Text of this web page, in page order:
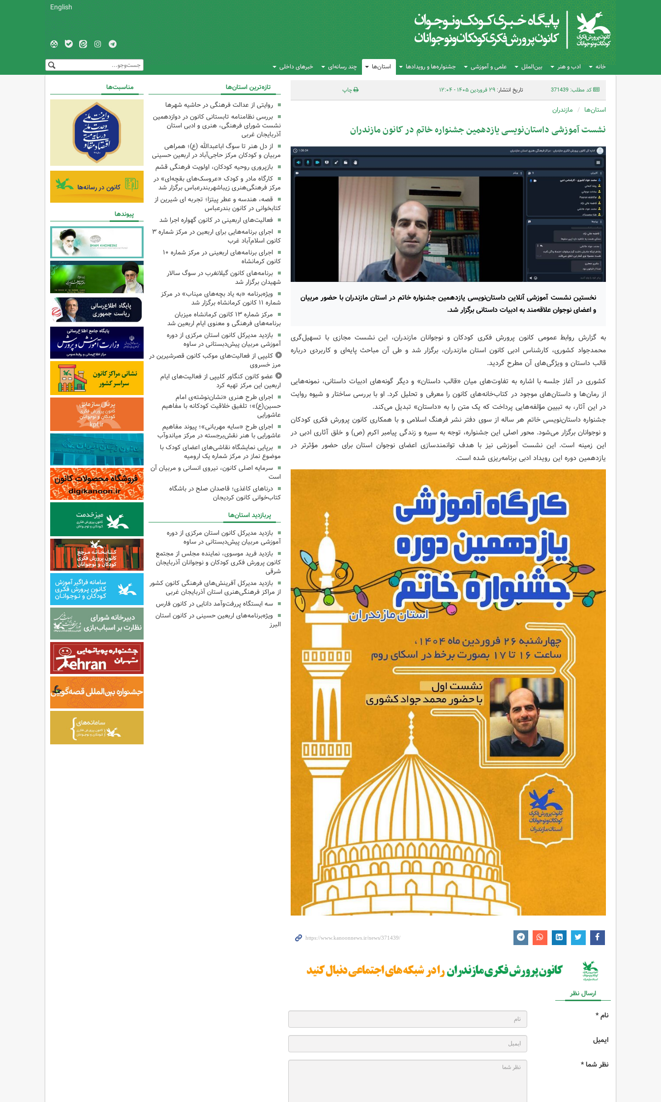
English
خانه ادب و هنر بین‌الملل علمی و آموزشی جشنواره‌ها و رویدادها استان‌ها چند رسانه‌ای خبرهای داخلی
کد مطلب: 371439 تاریخ انتشار:۲۹ فروردین ۱۴۰۵ - ۱۲:۰۴ چاپ
استان‌ها مازندران
نشست آموزشی داستان‌نویسی یازدهمین جشنواره خاتم در کانون مازندران
نخستین نشست آموزشی آنلاین داستان‌نویسی یازدهمین جشنواره خاتم در استان مازندران با حضور مربیان
و اعضای نوجوان علاقه‌مند به ادبیات داستانی برگزار شد.
به گزارش روابط عمومی کانون پرورش فکری کودکان و نوجوانان مازندران، این نشست مجازی با تسهیل‌گری
محمدجواد کشوری، کارشناس ادبی کانون استان مازندران، برگزار شد و طی آن مباحث پایه‌ای و کاربردی درباره
قالب داستان و ویژگی‌های آن مطرح گردید.
کشوری در آغاز جلسه با اشاره به تفاوت‌های میان «قالب داستان» و دیگر گونه‌های ادبیات داستانی، نمونه‌هایی
از رمان‌ها و داستان‌های موجود در کتاب‌خانه‌های کانون را معرفی و تحلیل کرد. او با بررسی ساختار و شیوه روایت
در این آثار، به تبیین مؤلفه‌هایی پرداخت که یک متن را به «داستان» تبدیل می‌کند.
جشنواره داستان‌نویسی خاتم هر ساله از سوی دفتر نشر فرهنگ اسلامی و با همکاری کانون پرورش فکری کودکان
و نوجوانان برگزار می‌شود. محور اصلی این جشنواره، توجه به سیره و زندگی پیامبر اکرم (ص) و خلق آثاری ادبی در
این زمینه است. این نشست آموزشی نیز با هدف توانمندسازی اعضای نوجوان استان برای حضور مؤثرتر در
یازدهمین دوره این رویداد ادبی برنامه‌ریزی شده است.
ارسال نظر
نام *
ایمیل
نظر شما *
تازه‌ترین استان‌ها
روایتی از عدالت فرهنگی در حاشیه شهرها
بررسی نظامنامه تابستانی کانون در دوازدهمین
نشست شورای فرهنگی، هنری و ادبی استان
آذربایجان غربی
از دل هنر تا سوگ اباعبدالله (ع)؛ همراهی
مربیان و کودکان مرکز حاجی‌آباد در اربعین حسینی
بازپروری روحیه کودکان، اولویت فرهنگی قشم
کارگاه مادر و کودک «عروسک‌های بقچه‌ای» در
مرکز فرهنگی‌هنری زیباشهربندرعباس برگزار شد
قصه، هندسه و عطر پیتزا؛ تجربه ای شیرین از
کتابخوانی در کانون بندرعباس
فعالیت‌های اربعینی در کانون گهواره اجرا شد
اجرای برنامه‌هایی برای اربعین در مرکز شماره ۳
کانون اسلام‌آباد غرب
اجرای برنامه‌های اربعینی در مرکز شماره ۱۰
کانون کرمانشاه
برنامه‌های کانون گیلانغرب در سوگ سالار
شهیدان برگزار شد
ویژه‌برنامه «به یاد بچه‌های میناب» در مرکز
شماره ۱۱ کانون کرمانشاه برگزار شد
مرکز شماره ۱۳ کانون کرمانشاه میزبان
برنامه‌های فرهنگی و معنوی ایام اربعین شد
بازدید مدیرکل کانون استان مرکزی از دوره
آموزشی مربیان پیش‌دبستانی در ساوه
کلیپی از فعالیت‌های موکب کانون قصرشیرین در
مرز خسروی
عضو کانون کنگاور کلیپی از فعالیت‌های ایام
اربعین این مرکز تهیه کرد
اجرای طرح هنری «نشان‌نوشته‌ی امام
حسین(ع)»؛ تلفیق خلاقیت کودکانه با مفاهیم
عاشورایی
اجرای طرح «سایه مهربانی»؛ پیوند مفاهیم
عاشورایی با هنر نقش‌برجسته در مرکز میاندوآب
برپایی نمایشگاه نقاشی‌های اعضای کودک با
موضوع نماز در مرکز شماره یک ارومیه
سرمایه اصلی کانون، نیروی انسانی و مربیان آن
است
درناهای کاغذی؛ قاصدان صلح در باشگاه
کتاب‌خوانی کانون کردیجان
پربازدید استان‌ها
بازدید مدیرکل کانون استان مرکزی از دوره
آموزشی مربیان پیش‌دبستانی در ساوه
بازدید فرید موسوی، نماینده مجلس از مجتمع
کانون پرورش فکری کودکان و نوجوانان آذربایجان
شرقی
بازدید مدیرکل آفرینش‌های فرهنگی کانون کشور
از مراکز فرهنگی‌هنری استان آذربایجان غربی
سه ایستگاه پررفت‌وآمد دانایی در کانون فارس
ویژه‌برنامه‌های اربعین حسینی در کانون استان
البرز
مناسبت‌ها
پیوندها